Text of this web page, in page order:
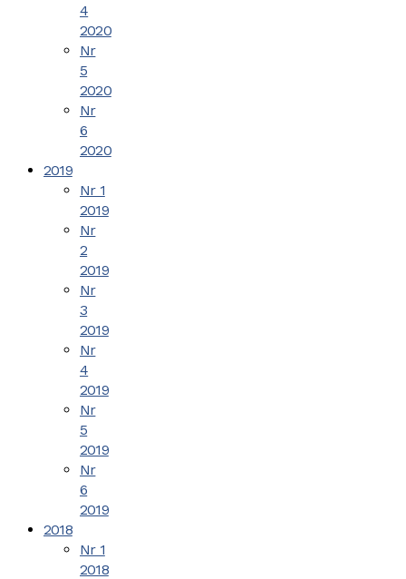
4
2020
Nr
5
2020
Nr
6
2020
2019
Nr 1
2019
Nr
2
2019
Nr
3
2019
Nr
4
2019
Nr
5
2019
Nr
6
2019
2018
Nr 1
2018